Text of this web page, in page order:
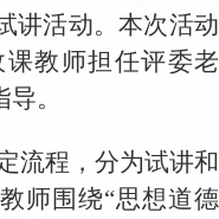
讲活动。本次活动
课教师担任评委老
导。
流程，分为试讲和
教师围绕“思想道德